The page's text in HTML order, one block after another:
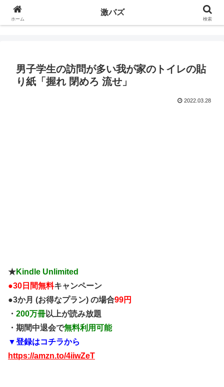
男子学生の訪問が多い我が家のトイレの貼
り紙「握れ 閉めろ 流せ」
2022.03.28
★Kindle Unlimited
●30日間無料キャンペーン
●3か月 (お得なプラン) の場合99円
・ 200万冊以上が読み放題
・期間中退会で無料利用可能
▼登録はコチラから
https://amzn.to/4iiwZeT
ホーム
激バズ
検索